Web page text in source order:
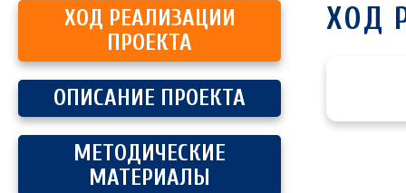
ХОД РЕАЛИЗАЦИИ
ПРОЕКТА
ОПИСАНИЕ ПРОЕКТА
МЕТОДИЧЕСКИЕ
МАТЕРИАЛЫ
ХОД